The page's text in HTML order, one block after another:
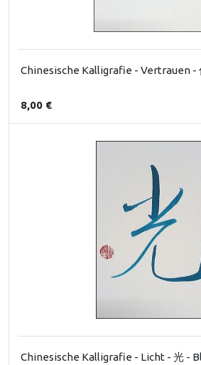
Chinesische Kalligrafie - Vertrauen -
8,00 €
Chinesische Kalligrafie - Licht - 光 -